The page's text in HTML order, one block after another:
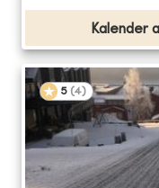
Kalender
5 (4)